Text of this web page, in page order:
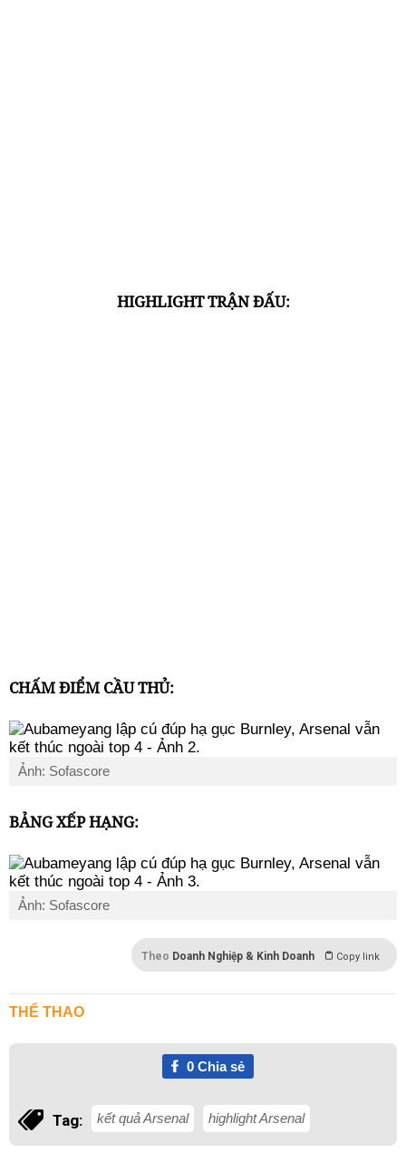
HIGHLIGHT TRẬN ĐẤU:
CHẤM ĐIỂM CẦU THỦ:
Ảnh: Sofascore
BẢNG XẾP HẠNG:
Ảnh: Sofascore
Theo Doanh Nghiệp & Kinh Doanh Copy link
THỂ THAO
0Chia sẻ
Tag: kết quả Arsenal highlight Arsenal